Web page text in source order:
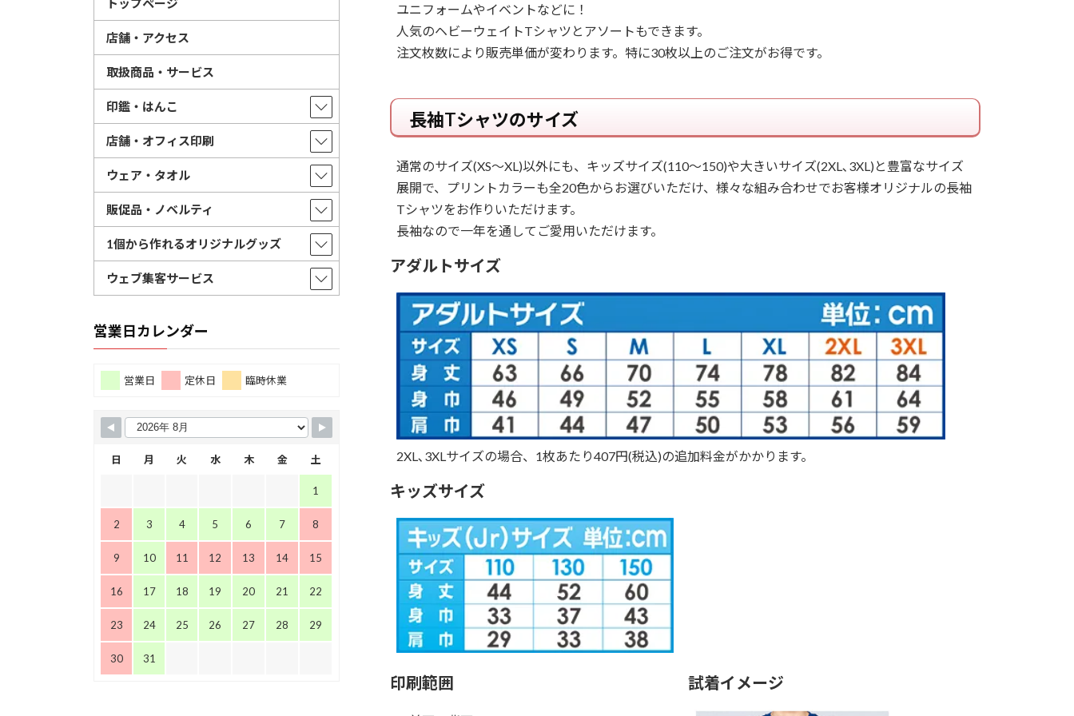
ユニフォームやイベントなどに！
人気のヘビーウェイトTシャツとアソートもできます。
注文枚数により販売単価が変わります。特に30枚以上のご注文がお得です。
長袖Tシャツのサイズ
通常のサイズ(XS～XL)以外にも、キッズサイズ(110～150)や大きいサイズ(2XL､3XL)と豊富なサイズ
展開で、プリントカラーも全20色からお選びいただけ、様々な組み合わせでお客様オリジナルの長袖
Tシャツをお作りいただけます。
長袖なので一年を通してご愛用いただけます。
アダルトサイズ
2XL､3XLサイズの場合、1枚あたり407円(税込)の追加料金がかかります。
キッズサイズ
印刷範囲 試着イメージ
トップページ
店舗・アクセス
取扱商品・サービス
印鑑・はんこ
店舗・オフィス印刷
ウェア・タオル
販促品・ノベルティ
1個から作れるオリジナルグッズ
ウェブ集客サービス
営業日カレンダー
営業日 定休日 臨時休業
日 月 火 水 木 金 土
1
2 3 4 5 6 7 8
9 10 11 12 13 14 15
16 17 18 19 20 21 22
23 24 25 26 27 28 29
30 31